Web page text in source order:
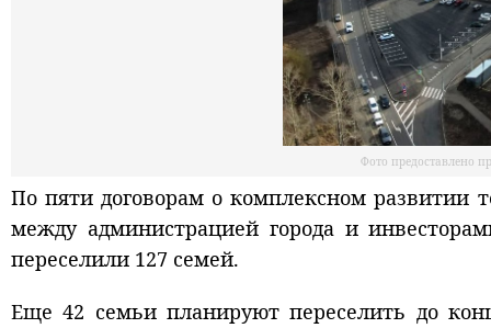
Фото предоставлено
По пяти договорам о комплексном развитии
между администрацией города и
переселили 127 семей.
Еще 42 семьи планируют переселить до